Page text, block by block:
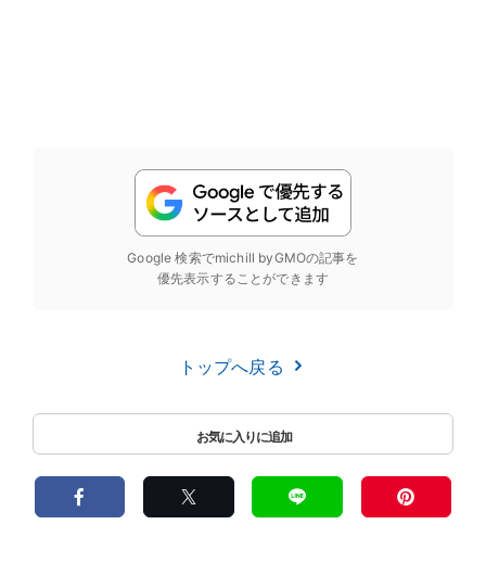
Google 検索でmichill byGMOの記事を
優先表示することができます
トップへ戻る